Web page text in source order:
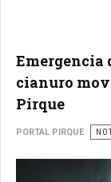
cianuro
Pirque
PORTAL PIRQUE